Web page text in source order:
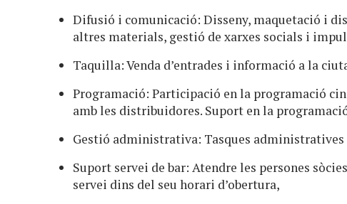
Difusió i comunicació: Disseny, maquetació i
altres materials, gestió de xarxes socials i
Taquilla: Venda d’entrades i informació a la
Programació: Participació en la programació
amb les distribuidores. Suport en la
Gestió administrativa: Tasques
Suport servei de bar: Atendre les persones
servei dins del seu horari d’obertura,